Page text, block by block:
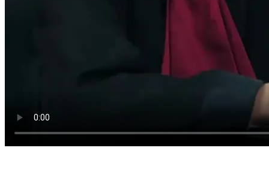
点击取消静音